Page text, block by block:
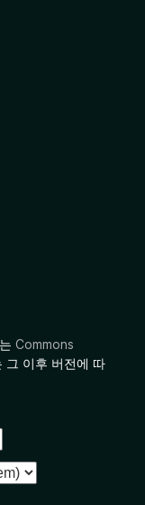
Commons
그 이후 버전에 따